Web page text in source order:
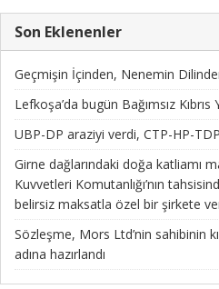
Son Eklenenler
Geçmişin İçinden, Nenemin
Lefkoşa’da bugün Bağımsız
UBP-DP araziyi verdi, CTP-HP-
Girne dağlarındaki doğa katliamı
Kuvvetleri Komutanlığı’nın
belirsiz maksatla özel bir şirkete
Sözleşme, Mors Ltd’nin sahibinin
adına hazırlandı